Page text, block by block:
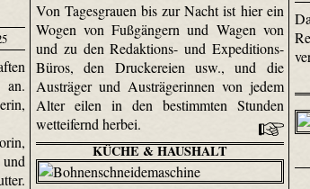
Von Tagesgrauen bis zur Nacht ist hier ein
Wogen von Fußgängern und Wagen von
und zu den Redaktions- und Expeditions-
Büros, den Druckereien usw., und die
Austräger und Austrägerinnen von jedem
Alter eilen in den bestimmten Stunden
wetteifernd herbei.
an.
KÜCHE & HAUSHALT